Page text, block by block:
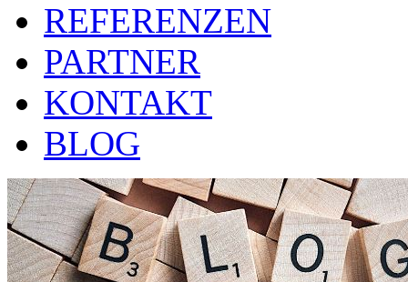
REFERENZEN
PARTNER
KONTAKT
BLOG